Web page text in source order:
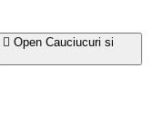
Open Cauciucuri si